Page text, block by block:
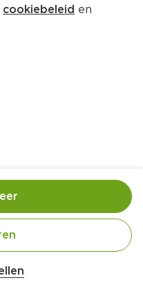
Bereiding
cookiebeleid en